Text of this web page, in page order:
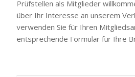
Prüfstellen als Mitglieder
über Ihr Interesse an unserem
verwenden Sie für Ihren
entsprechende Formular für Ihre